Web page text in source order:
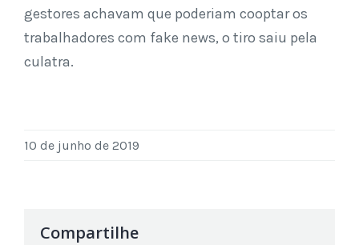
gestores achavam que poderiam cooptar os
trabalhadores com fake news, o tiro saiu pela
culatra.
10 de junho de 2019
Compartilhe